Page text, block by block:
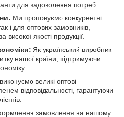
для задоволення потреб.
Ми пропонуємо конкурентні
і для оптових замовників,
високої якості продукції.
Як український виробник
нашої країни, підтримуючи
великі оптові
відповідальності, гарантуючи
замовлення на нашому